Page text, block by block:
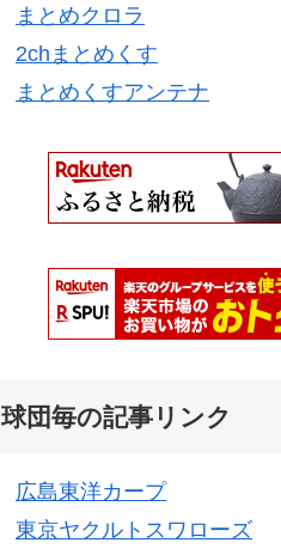
まとめクロラ
2chまとめくす
まとめくすアンテナ
球団毎の記事リンク
広島東洋カープ
東京ヤクルトスワローズ